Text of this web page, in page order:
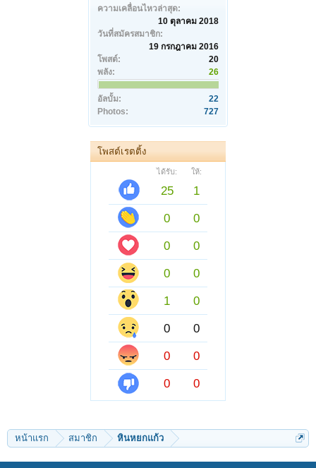
ความเคลื่อนไหวล่าสุด:
10 ตุลาคม 2018
วันที่สมัครสมาชิก:
19 กรกฎาคม 2016
โพสต์:
20
พลัง:
26
อัลบั้ม:
22
Photos:
727
โพสต์เรตติ้ง
ได้รับ: ให้:
25
1
0
0
0
0
0
0
1
0
0
0
0
0
0
0
หน้าแรก สมาชิก หินหยกแก้ว